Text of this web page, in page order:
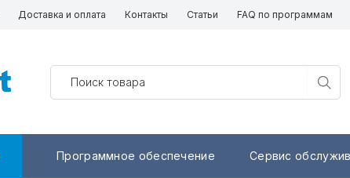
Доставка и оплата Контакты Статьи FAQ по программам
Программное обеспечение Сервис